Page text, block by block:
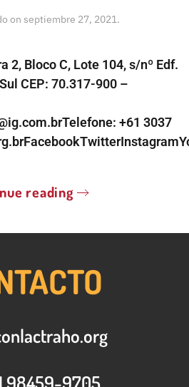
on septiembre 27, 2021.
2, Bloco C, Lote 104, s/nº Edf.
CEP: 70.317-900 –
+61 3037
reading